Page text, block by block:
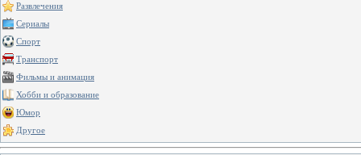
Развлечения
Сериалы
Спорт
Транспорт
Фильмы и анимация
Хобби и образование
Юмор
Другое